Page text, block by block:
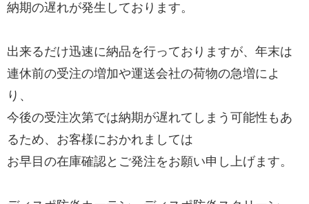
納期の遅れが発生しております。
出来るだけ迅速に納品を行っておりますが、年末は
連休前の受注の増加や運送会社の荷物の急増によ
り、
今後の受注次第では納期が遅れてしまう可能性もあ
るため、お客様におかれましては
お早目の在庫確認とご発注をお願い申し上げます。